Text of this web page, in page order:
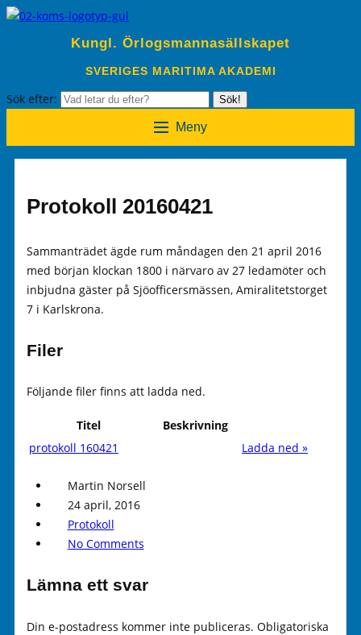
Kungl. Örlogsmannasällskapet
SVERIGES MARITIMA AKADEMI
Sök efter: Sök!
Meny
Protokoll 20160421
Sammanträdet ägde rum måndagen den 21 april 2016
med början klockan 1800 i närvaro av 27 ledamöter och
inbjudna gäster på Sjöofficersmässen, Amiralitetstorget
7 i Karlskrona.
Filer
Följande filer finns att ladda ned.
Titel
Beskrivning
protokoll 160421
Ladda ned »
Martin Norsell
24 april, 2016
Protokoll
No Comments
Lämna ett svar
Din e-postadress kommer inte publiceras. Obligatoriska